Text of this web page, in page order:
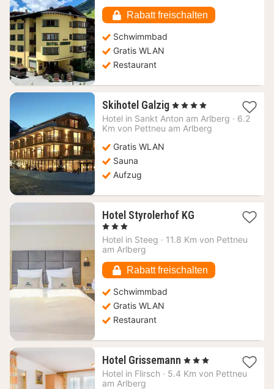
€
Rabatt freischalten
Schwimmbad
Gratis WLAN
Restaurant
Skihotel Galzig 1
Nacht
ab
, 4 Sterne
Hotel in Sankt Anton am Arlberg · 6.2
Km von Pettneu am Arlberg
Gratis WLAN
Sauna
Aufzug
Hotel Styrolerhof KG1
ab
, 3 Sterne
Hotel in Steeg · 11.8 Km von Pettneu
am Arlberg
Rabatt freischalten
Schwimmbad
Gratis WLAN
Restaurant
Hotel Grissemann 1
Nacht
, 3 Sterne
Hotel in Flirsch · 5.4 Km von Pettneu
am Arlberg